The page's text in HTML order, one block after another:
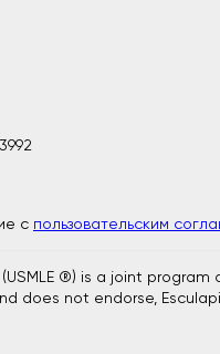
с пользовательским
®) is a joint
does not endorse,